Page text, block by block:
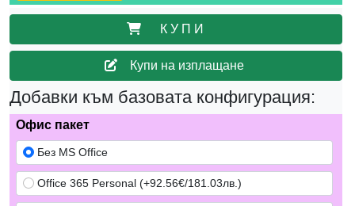
К У П И
Купи на изплащане
Добавки към базовата конфигурация:
Офис пакет
Без MS Office
Office 365 Personal (+92.56€/181.03лв.)